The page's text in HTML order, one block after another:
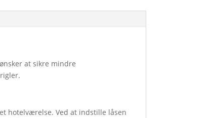
at sikre mindre
hotelværelse. Ved at indstille låsen